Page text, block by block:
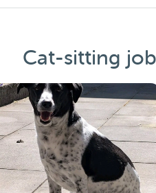
Cat-sitting